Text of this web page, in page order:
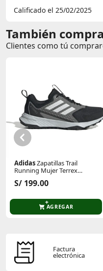
Calificado el 25/02/2025
También
Clientes como tú
AdidasZapatillas Trail
Running Mujer Terrex
S/ 199.00
AGREGAR
Factura
electrónica